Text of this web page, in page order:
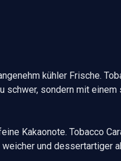
kühler Frische.
schwer, sondern mit
Kakaonote. Tobacco
und dessertartiger